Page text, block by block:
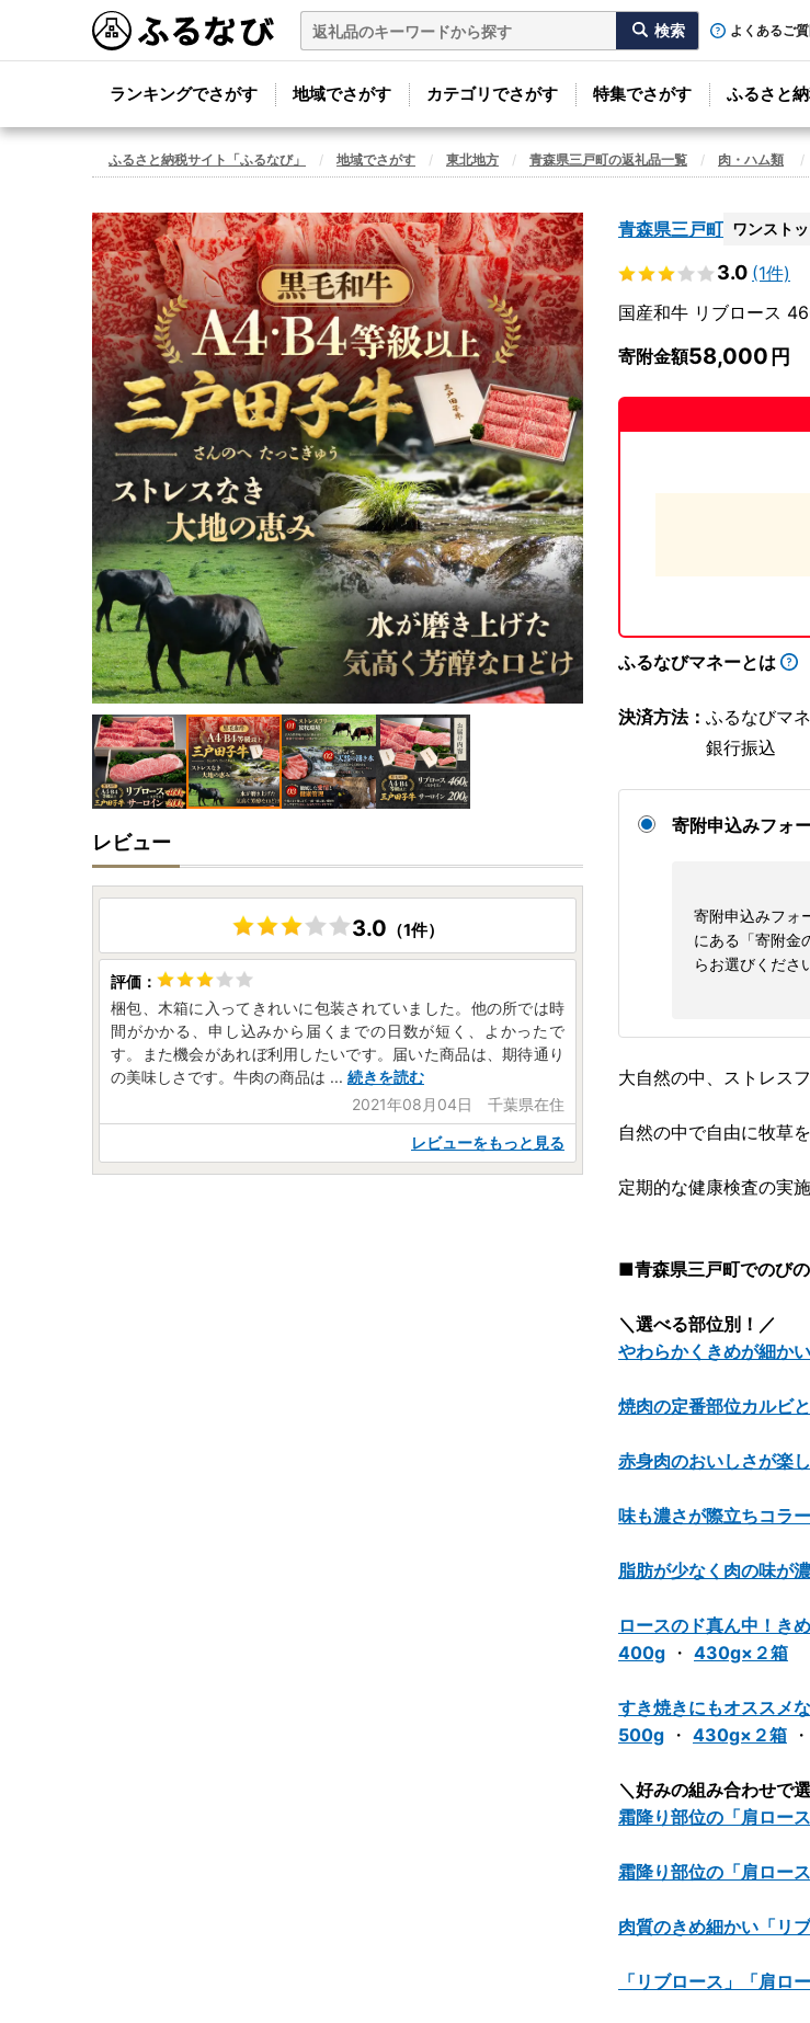
よくあるご
ランキングでさがす 地域でさがす カテゴリでさがす 特集でさがす ふるさと
ふるさと納税サイト「ふるなび」 地域でさがす 東北地方 青森県三戸町の返礼品一覧 肉・ハム類
青森県三戸町 ワンスト
3.0 (1件)
国産和牛 リブロース
寄附金額58,000
ふるなびマネーとは
決済方法： ふるなびマ
銀行振込
寄附申込みフォ
寄附申込みフォ
にある「寄附金
らお選びくださ
大自然の中、ストレス
自然の中で自由に牧草
定期的な健康検査の実
■青森県三戸町でのび
＼選べる部位別！／
やわらかくきめが細か
焼肉の定番部位カルビ
赤身肉のおいしさが楽
味も濃さが際立ちコラ
脂肪が少なく肉の味が
ロースのド真ん中！き
400g ・ 430g×２箱
すき焼きにもオススメ
500g ・ 430g×２箱 ・
＼好みの組み合わせで
霜降り部位の「肩ロー
霜降り部位の「肩ロー
肉質のきめ細かい「リ
「リブロース」「肩ロ
レビュー
3.0 （1件）
梱包、木箱に入ってきれいに包装されていました。他の所では時
間がかかる、申し込みから届くまでの日数が短く、よかったで
す。また機会があれぼ利用したいです。届いた商品は、期待通り
の美味しさです。牛肉の商品は ... 続きを読む
2021年08月04日 千葉県在住
レビューをもっと見る